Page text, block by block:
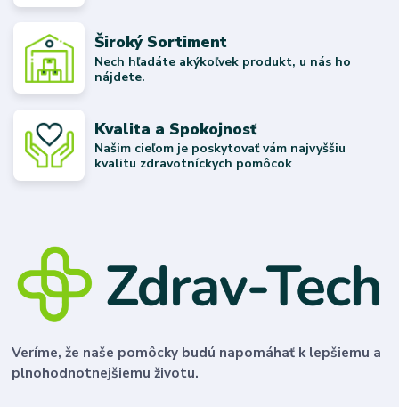
Široký Sortiment
Nech hľadáte akýkoľvek produkt, u nás ho
nájdete.
Kvalita a Spokojnosť
Našim cieľom je poskytovať vám najvyššiu
kvalitu zdravotníckych pomôcok
Veríme, že naše pomôcky budú napomáhať k lepšiemu a
plnohodnotnejšiemu životu.